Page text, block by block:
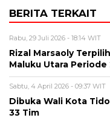
BERITA TERKAIT
Rabu, 29 Juli 2026 - 18:14 WIT
Rizal Marsaoly
Maluku Utara Periode
Sabtu, 4 April 2026 - 09:37 WIT
Dibuka Wali Kota
33 Tim